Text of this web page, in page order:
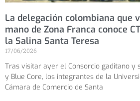
La delegación colombiana que
mano de Zona Franca conoce
la Salina Santa Teresa
17/06/2026
Tras visitar ayer el Consorcio gaditano y
y Blue Core, los integrantes de la
Cámara de Comercio de Santa